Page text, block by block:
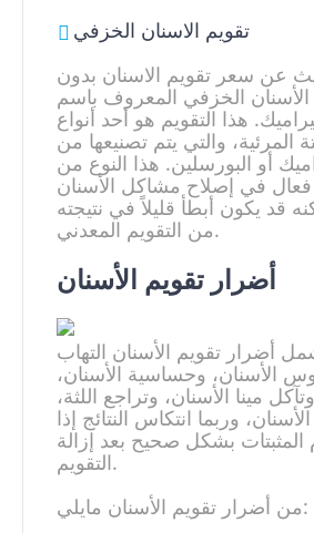
تقويم الاسنان الخزفي
عن سعر تقويم الاسنان بدون
الأسنان الخزفي المعروف باسم
هذا التقويم هو أحد أنواع
المرئية، والتي يتم تصنيعها من
أو البورسلين. هذا النوع من
فعال في إصلاح مشاكل الأسنان
قد يكون أبطأ قليلاً في نتيجته
من التقويم المعدني.
أضرار تقويم الأسنان
أضرار تقويم الأسنان التهاب
الأسنان، وحساسية الأسنان،
مينا الأسنان، وتراجع اللثة،
وربما انتكاس النتائج إذا
المثبتات بشكل صحيح بعد إزالة
التقويم.
من أضرار تقويم الأسنان مايلي: